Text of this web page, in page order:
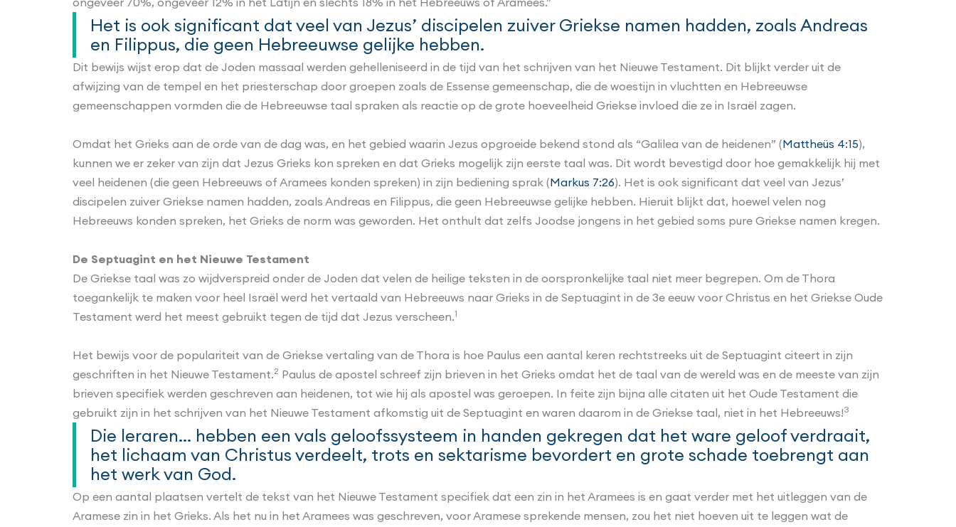
Het is ook significant dat veel van Jezus’ discipelen zuiver Griekse namen hadden, zoals Andreas
en Filippus, die geen Hebreeuwse gelijke hebben.
Dit bewijs wijst erop dat de Joden massaal werden gehelleniseerd in de tijd van het schrijven van het Nieuwe Testament. Dit blijkt verder uit de
afwijzing van de tempel en het priesterschap door groepen zoals de Essense gemeenschap, die de woestijn in vluchtten en Hebreeuwse
gemeenschappen vormden die de Hebreeuwse taal spraken als reactie op de grote hoeveelheid Griekse invloed die ze in Israël zagen.
Omdat het Grieks aan de orde van de dag was, en het gebied waarin Jezus opgroeide bekend stond als “Galilea van de heidenen” (Mattheüs 4:15),
kunnen we er zeker van zijn dat Jezus Grieks kon spreken en dat Grieks mogelijk zijn eerste taal was. Dit wordt bevestigd door hoe gemakkelijk hij met
veel heidenen (die geen Hebreeuws of Aramees konden spreken) in zijn bediening sprak (Markus 7:26). Het is ook significant dat veel van Jezus’
discipelen zuiver Griekse namen hadden, zoals Andreas en Filippus, die geen Hebreeuwse gelijke hebben. Hieruit blijkt dat, hoewel velen nog
Hebreeuws konden spreken, het Grieks de norm was geworden. Het onthult dat zelfs Joodse jongens in het gebied soms pure Griekse namen kregen.
De Septuagint en het Nieuwe Testament
De Griekse taal was zo wijdverspreid onder de Joden dat velen de heilige teksten in de oorspronkelijke taal niet meer begrepen. Om de Thora
toegankelijk te maken voor heel Israël werd het vertaald van Hebreeuws naar Grieks in de Septuagint in de 3e eeuw voor Christus en het Griekse Oude
Testament werd het meest gebruikt tegen de tijd dat Jezus verscheen.1
Het bewijs voor de populariteit van de Griekse vertaling van de Thora is hoe Paulus een aantal keren rechtstreeks uit de Septuagint citeert in zijn
geschriften in het Nieuwe Testament.2 Paulus de apostel schreef zijn brieven in het Grieks omdat het de taal van de wereld was en de meeste van zijn
brieven specifiek werden geschreven aan heidenen, tot wie hij als apostel was geroepen. In feite zijn bijna alle citaten uit het Oude Testament die
gebruikt zijn in het schrijven van het Nieuwe Testament afkomstig uit de Septuagint en waren daarom in de Griekse taal, niet in het Hebreeuws!3
Die leraren... hebben een vals geloofssysteem in handen gekregen dat het ware geloof verdraait,
het lichaam van Christus verdeelt, trots en sektarisme bevordert en grote schade toebrengt aan
het werk van God.
Op een aantal plaatsen vertelt de tekst van het Nieuwe Testament specifiek dat een zin in het Aramees is en gaat verder met het uitleggen van de
Aramese zin in het Grieks. Als het nu in het Aramees was geschreven, voor Aramese sprekende mensen, zou het niet hoeven uit te leggen wat de